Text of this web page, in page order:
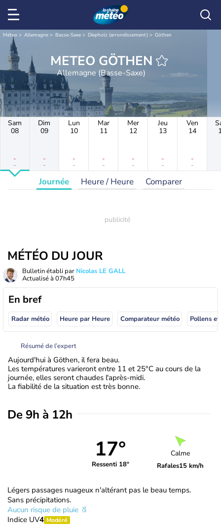
Météo Allemagne Basse-Saxe Diepholz (arrondissement) Göthen
METEO GÖTHEN
Allemagne (Basse-Saxe)
Sam
08
-
-
Dim
09
-
-
Lun
10
-
-
Mar
11
-
-
Mer
12
-
-
Jeu
13
-
-
Ven
14
-
-
Journée Heure / Heure Comparer
MÉTÉO DU JOUR
Bulletin établi par Nicolas LE GALL
Actualisé à 07h45
En bref
Radar météo Heure par Heure Comparateur météo Pollens
Résumé de l’expert
Aujourd'hui à Göthen, il fera beau.
Les températures varieront entre 11 et 25°C au cours de la
journée, elles seront chaudes l'après-midi.
La fiabilité de la situation est très bonne.
De 9h à 12h
17°
Ressenti 18°
Calme
Rafales15 km/h
Légers passages nuageux n'altérant pas le beau temps.
Sans précipitations.
Aucun risque de pluie
Indice UV4 Modéré